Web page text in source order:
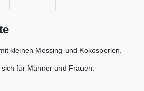
kleinen Messing-und Kokosperlen.
für Männer und Frauen.